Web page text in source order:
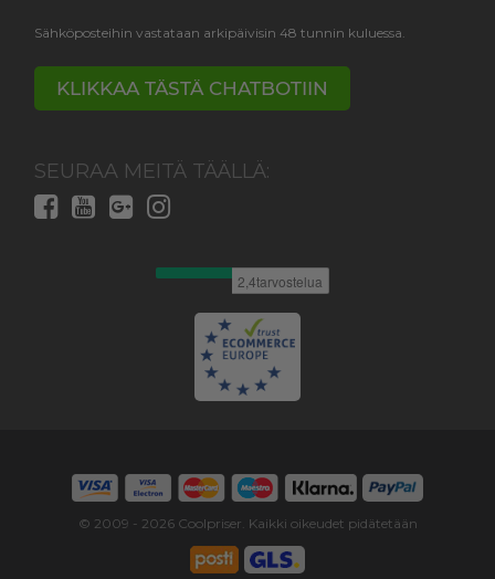
Sähköposteihin vastataan arkipäivisin 48 tunnin kuluessa.
KLIKKAA TÄSTÄ CHATBOTIIN
SEURAA MEITÄ TÄÄLLÄ:
© 2009 - 2026Coolpriser. Kaikki oikeudet pidätetään